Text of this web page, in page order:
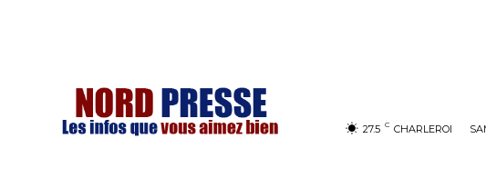
27.5 C CHARLEROI